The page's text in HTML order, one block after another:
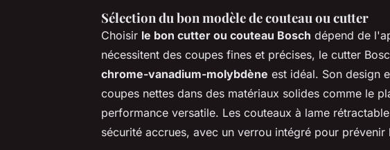
Sélection du bon modèle de couteau ou cutter
Choisir le bon cutter ou couteau Bosch dépend de
nécessitent des coupes fines et précises, le cutter
chrome-vanadium-molybdène est idéal. Son design
coupes nettes dans des matériaux solides comme le
performance versatile. Les couteaux à lame
sécurité accrues, avec un verrou intégré pour prévenir